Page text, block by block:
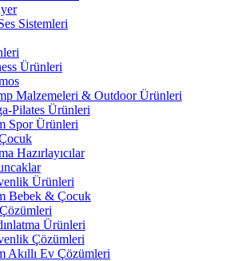
Sistemleri
Ürünleri
Malzemeleri & Outdoor Ürünleri
Pilates Ürünleri
Spor Ürünleri
Hazırlayıcılar
Ürünleri
Bebek & Çocuk
Ürünleri
Çözümleri
Akıllı Ev Çözümleri